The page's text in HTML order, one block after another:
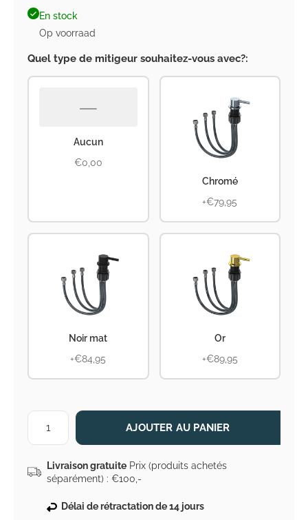
En stock
Op voorraad
Quel type de mitigeur souhaitez-vous avec?:
—
Aucun
€0,00
Chromé
+€79,95
Noir mat
+€84,95
Or
+€89,95
AJOUTER AU PANIER
Livraison gratuite Prix (produits achetés
séparément) : €100,-
Délai de rétractation de 14 jours